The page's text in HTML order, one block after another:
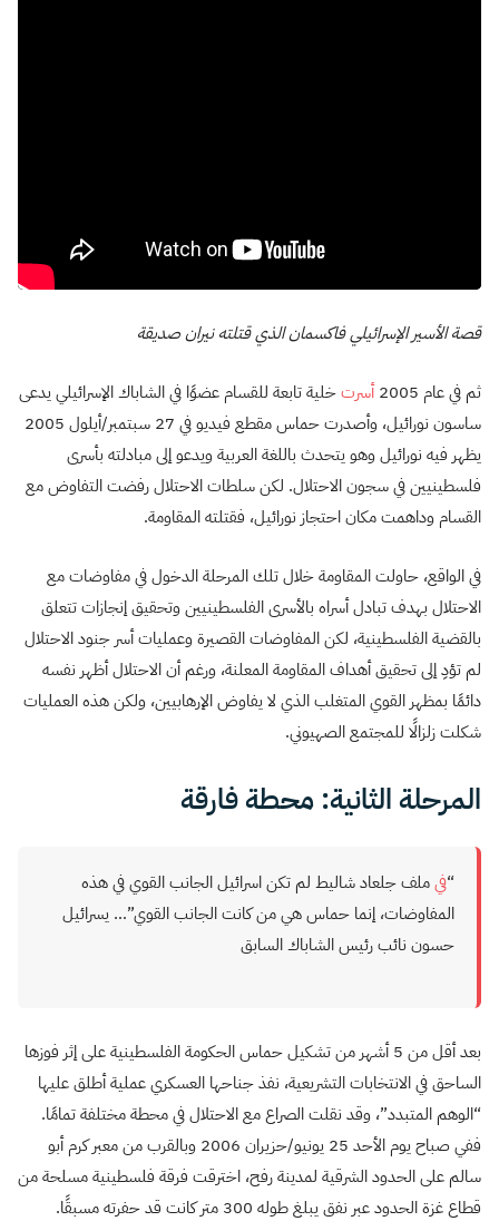
قصة الأسير الإسرائيلي فاكسمان الذي قتلته نيران صديقة
ثم في عام 2005 أسرتخلية تابعة للقسام عضوًا في الشاباك الإسرائيلي يدعى
ساسون نورائيل، وأصدرت حماس مقطع فيديو في 27 سبتمبر/أيلول 2005
يظهر فيه نورائيل وهو يتحدث باللغة العربية ويدعو إلى مبادلته بأسرى
فلسطينيين في سجون الاحتلال. لكن سلطات الاحتلال رفضت التفاوض مع
القسام وداهمت مكان احتجاز نورائيل، فقتلته المقاومة.
في الواقع، حاولت المقاومة خلال تلك المرحلة الدخول في مفاوضات مع
الاحتلال بهدف تبادل أسراه بالأسرى الفلسطينيين وتحقيق إنجازات تتعلق
بالقضية الفلسطينية، لكن المفاوضات القصيرة وعمليات أسر جنود الاحتلال
لم تؤدِ إلى تحقيق أهداف المقاومة المعلنة، ورغم أن الاحتلال أظهر نفسه
دائمًا بمظهر القوي المتغلب الذي لا يفاوض الإرهابيين، ولكن هذه العمليات
شكلت زلزالًا للمجتمع الصهيوني.
المرحلة الثانية: محطة فارقة
“فيملف جلعاد شاليط لم تكن اسرائيل الجانب القوي في هذه
المفاوضات، إنما حماس هي من كانت الجانب القوي”… يسرائيل
حسون نائب رئيس الشاباك السابق
بعد أقل من 5 أشهر من تشكيل حماس الحكومة الفلسطينية على إثر فوزها
الساحق في الانتخابات التشريعية، نفذ جناحها العسكري عملية أطلق عليها
“الوهم المتبدد”، وقد نقلت الصراع مع الاحتلال في محطة مختلفة تمامًا.
ففي صباح يوم الأحد 25 يونيو/حزيران 2006 وبالقرب من معبر كرم أبو
سالم على الحدود الشرقية لمدينة رفح، اخترقت فرقة فلسطينية مسلحة من
قطاع غزة الحدود عبر نفق يبلغ طوله 300 متر كانت قد حفرته مسبقًا.